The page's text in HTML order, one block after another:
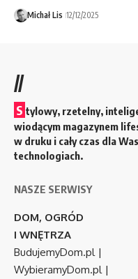
Michał Lis 12/12/2025
//
S tylowy, rzetelny,
wiodącym magazynem
w druku i cały czas dla
technologiach.
NASZE SERWISY
DOM, OGRÓD
I WNĘTRZA
BudujemyDom.pl |
WybieramyDom.pl |